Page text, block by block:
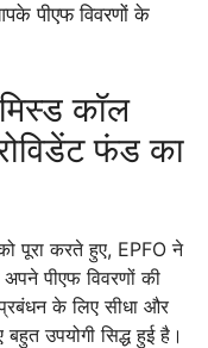
पीएफ विवरणों के
कॉल
फंड का
को पूरा करते हुए, EPFO ने
पीएफ विवरणों की
के लिए सीधा और
उपयोगी सिद्ध हुई है।